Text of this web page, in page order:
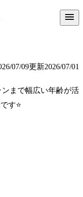
07/09更新2026/07/01
ンまで幅広い年齢が活
す⭐